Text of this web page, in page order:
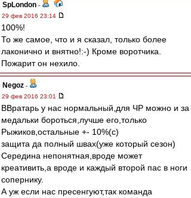
SpLondon -
29 фев 2016 23:14
100%!
То же самое, что и я сказал, только более
лаконично и внятно!:-) Кроме воротчика.
Пожарит он нехило.
Negoz -
29 фев 2016 23:01
ВВратарь у нас нормальный,для ЧР можно и за
медальки бороться,лучше его,только
Рыжиков,остальные +- 10%(с)
защита да полный швах(уже который сезон)
Середина непонятная,вроде может
креативить,а вроде и каждый второй пас в ноги
сопернику.
А уж если нас пресенгуют,так команда